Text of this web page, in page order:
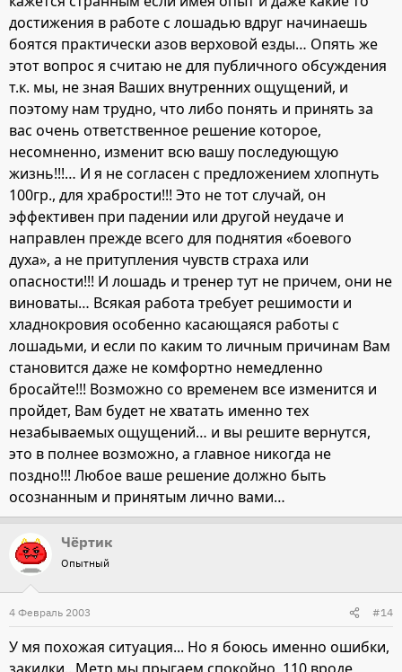
достижения в работе с лошадью вдруг начинаешь
боятся практически азов верховой езды… Опять же
этот вопрос я считаю не для публичного обсуждения
т.к. мы, не зная Ваших внутренних ощущений, и
поэтому нам трудно, что либо понять и принять за
вас очень ответственное решение которое,
несомненно, изменит всю вашу последующую
жизнь!!!… И я не согласен с предложением хлопнуть
100гр., для храбрости!!! Это не тот случай, он
эффективен при падении или другой неудаче и
направлен прежде всего для поднятия «боевого
духа», а не притупления чувств страха или
опасности!!! И лошадь и тренер тут не причем, они не
виноваты… Всякая работа требует решимости и
хладнокровия особенно касающаяся работы с
лошадьми, и если по каким то личным причинам Вам
становится даже не комфортно немедленно
бросайте!!! Возможно со временем все изменится и
пройдет, Вам будет не хватать именно тех
незабываемых ощущений… и вы решите вернутся,
это в полнее возможно, а главное никогда не
поздно!!! Любое ваше решение должно быть
осознанным и принятым лично вами…
Чёртик
Опытный
4 Февраль 2003 #14
У мя похожая ситуация... Но я боюсь именно ошибки,